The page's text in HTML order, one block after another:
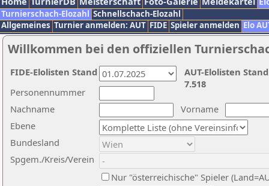
Turnierschach-Elozahl Schnellschach-Elozahl
Allgemeines Turnier anmelden: AUT FIDE Spieler anmelden Elo
Willkommen bei den offiziellen
Nachname
Vorname
Ebene
Personennummer
Bundesland
Spgem./Kreis/Verein
Nur "österreichische" Spieler
AUT-Elolisten
7.518
FIDE-Elolisten Stand